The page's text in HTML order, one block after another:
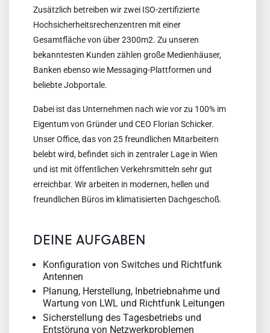
Zusätzlich betreiben wir zwei ISO-zertifizierte
Hochsicherheitsrechenzentren mit einer
Gesamtfläche von über 2300m2. Zu unseren
bekanntesten Kunden zählen große Medienhäuser,
Banken ebenso wie Messaging-Plattformen und
beliebte Jobportale.
Dabei ist das Unternehmen nach wie vor zu 100% im
Eigentum von Gründer und CEO Florian Schicker.
Unser Office, das von 25 freundlichen Mitarbeitern
belebt wird, befindet sich in zentraler Lage in Wien
und ist mit öffentlichen Verkehrsmitteln sehr gut
erreichbar. Wir arbeiten in modernen, hellen und
freundlichen Büros im klimatisierten Dachgeschoß.
DEINE AUFGABEN
Konfiguration von Switches und Richtfunk
Antennen
Planung, Herstellung, Inbetriebnahme und
Wartung von LWL und Richtfunk Leitungen
Sicherstellung des Tagesbetriebs und
Entstörung von Netzwerkproblemen